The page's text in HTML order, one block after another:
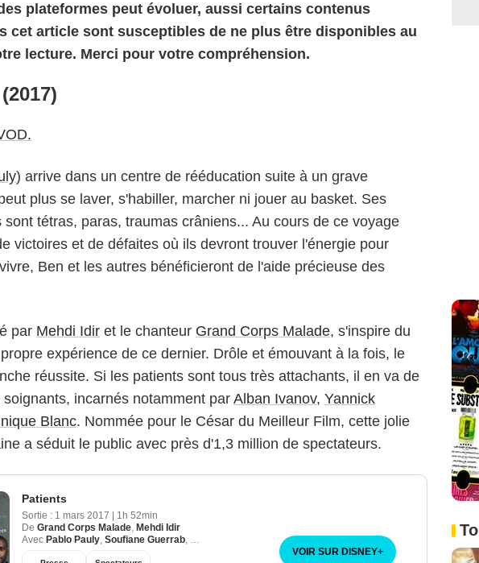
plateformes peut évoluer, aussi certains contenus
cet article sont susceptibles de ne plus être disponibles au
lecture. Merci pour votre compréhension.
) arrive dans un centre de rééducation suite à un grave
plus se laver, s'habiller, marcher ni jouer au basket. Ses
sont tétras, paras, traumas crâniens... Au cours de ce voyage
victoires et de défaites où ils devront trouver l'énergie pour
Ben et les autres bénéficieront de l'aide précieuse des
par Mehdi Idir et le chanteur Grand Corps Malade, s'inspire du
expérience de ce dernier. Drôle et émouvant à la fois, le
réussite. Si les patients sont tous très attachants, il en va de
incarnés notamment parAlban Ivanov, Yannick
Blanc. Nommée pour le César du Meilleur Film, cette jolie
a séduit le public avec près d'1,3 million de spectateurs.
Patients
Sortie : 1 mars 2017
1h 52min
De Grand Corps Malade, Mehdi Idir
Avec Pablo Pauly, Soufiane Guerrab, Moussa Mansaly
VOIR SUR DISNEY+